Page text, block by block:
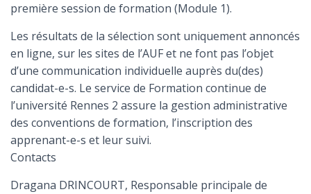
première session de formation (Module 1).
Les résultats de la sélection sont uniquement annoncés
en ligne, sur les sites de l’AUF et ne font pas l’objet
d’une communication individuelle auprès du(des)
candidat-e-s. Le service de Formation continue de
l’université Rennes 2 assure la gestion administrative
des conventions de formation, l’inscription des
apprenant-e-s et leur suivi.
Contacts
Dragana DRINCOURT, Responsable principale de